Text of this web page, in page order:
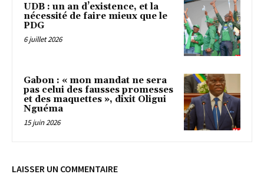
UDB : un an d’existence, et la
nécessité de faire mieux que le
PDG
6 juillet 2026
Gabon : « mon mandat ne sera
pas celui des fausses promesses
et des maquettes », dixit Oligui
Nguéma
15 juin 2026
LAISSER UN COMMENTAIRE